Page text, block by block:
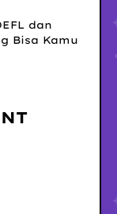
dan
Bisa Kamu